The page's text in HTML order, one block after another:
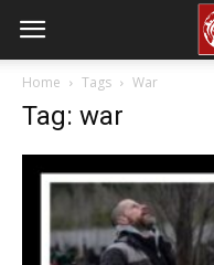
Home Tags War
Tag: war